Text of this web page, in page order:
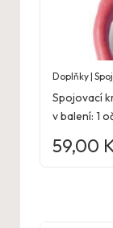
Doplňky |
Spojovací
v balení: 1
59,00